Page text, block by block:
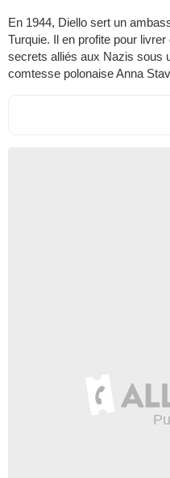
En 1944, Diello sert un
Turquie. Il en profite pour
secrets alliés aux Nazis sous
comtesse polonaise Anna